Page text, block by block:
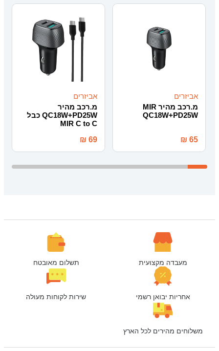
אביזרים
מ.רכב מהיר MIR
QC18W+PD25W
₪ 65
אביזרים
מ.רכב מהיר
QC18W+PD25W כבל
MIR C to C
₪ 69
מעבדה מקצועית תשלום מאובטח
אחריות יבואן רשמי שירות לקוחות מעולה
משלוחים מהירים לכל הארץ